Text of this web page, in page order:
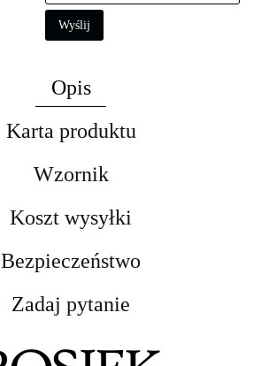
Wyślij
Opis
Karta produktu
Wzornik
Koszt wysyłki
Bezpieczeństwo
Zadaj pytanie